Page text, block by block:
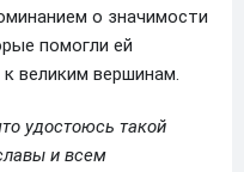
о значимости
помогли ей
великим вершинам.
удостоюсь такой
и всем